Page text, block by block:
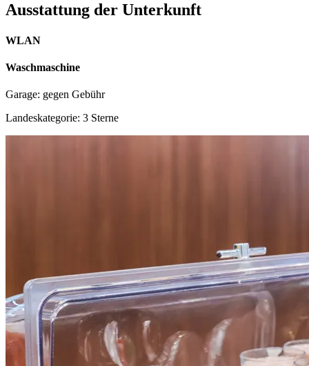
Ausstattung der Unterkunft
WLAN
Waschmaschine
Garage: gegen Gebühr
Landeskategorie: 3 Sterne